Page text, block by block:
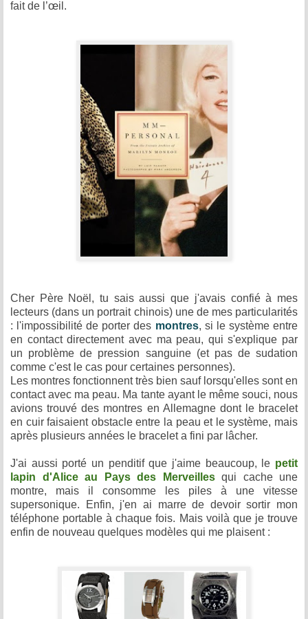
fait de l’œil.
Cher Père Noël, tu sais aussi que j'avais confié à mes
lecteurs (dans un portrait chinois) une de mes particularités
: l'impossibilité de porter des montres, si le système entre
en contact directement avec ma peau, qui s'explique par
un problème de pression sanguine (et pas de sudation
comme c'est le cas pour certaines personnes).
Les montres fonctionnent très bien sauf lorsqu'elles sont en
contact avec ma peau. Ma tante ayant le même souci, nous
avions trouvé des montres en Allemagne dont le bracelet
en cuir faisaient obstacle entre la peau et le système, mais
après plusieurs années le bracelet a fini par lâcher.
J'ai aussi porté un penditif que j'aime beaucoup, le petit
lapin d'Alice au Pays des Merveillesqui cache une
montre, mais il consomme les piles à une vitesse
supersonique. Enfin, j'en ai marre de devoir sortir mon
téléphone portable à chaque fois. Mais voilà que je trouve
enfin de nouveau quelques modèles qui me plaisent :